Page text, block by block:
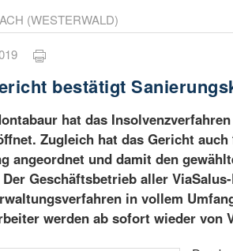
(WESTERWALD)
bestätigt
hat das
Zugleich hat das Gericht
angeordnet und damit den
Geschäftsbetrieb aller
in vollem
werden ab sofort wieder von